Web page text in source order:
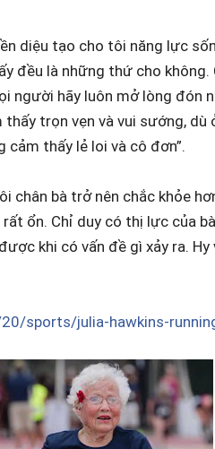
diệu tạo cho tôi năng lực
đều là những thứ cho không.
người hãy luôn mở lòng đón
trọn vẹn và vui sướng,
cảm thấy lẻ loi và cô đơn”.
chân bà trở nên chắc khỏe
ổn. Chỉ duy có thị lực của
khi có vấn đề gì xảy ra.
sports/julia-hawkins-